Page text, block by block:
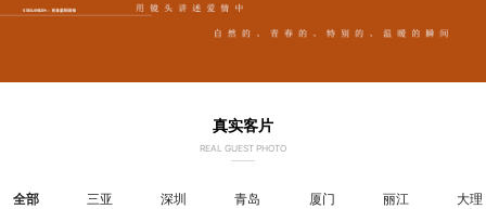
真实客片
REAL GUEST PHOTO
全部 三亚 深圳 青岛 厦门 丽江 大理